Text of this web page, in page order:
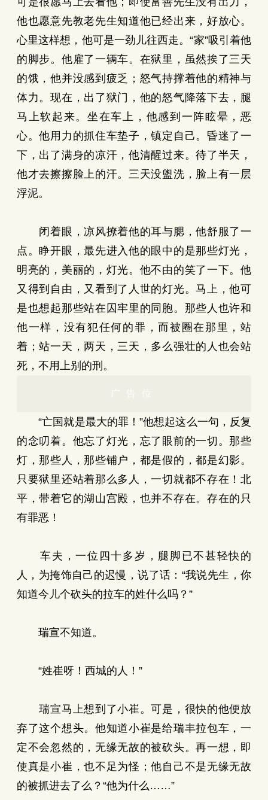
他也愿意先教老先生知道他已经出来，好放心。
心里这样想，他可是一劲儿往西走。“家”吸引着他
的脚步。他雇了一辆车。在狱里，虽然挨了三天
的饿，他并没感到疲乏；怒气持撑着他的精神与
体力。现在，出了狱门，他的怒气降落下去，腿
马上软起来。坐在车上，他感到一阵眩晕，恶
心。他用力的抓住车垫子，镇定自己。昏迷了一
下，出了满身的凉汗，他清醒过来。待了半天，
他才去擦擦脸上的汗。三天没盥洗，脸上有一层
浮泥。
闭着眼，凉风撩着他的耳与腮，他舒服了一
点。睁开眼，最先进入他的眼中的是那些灯光，
明亮的，美丽的，灯光。他不由的笑了一下。他
又得到自由，又看到了人世的灯光。马上，他可
是也想起那些站在囚牢里的同胞。那些人也许和
他一样，没有犯任何的罪，而被圈在那里，站
着；站一天，两天，三天，多么强壮的人也会站
死，不用上别的刑。
广告位
“亡国就是最大的罪！”他想起这么一句，反复
的念叨着。他忘了灯光，忘了眼前的一切。那些
灯，那些人，那些铺户，都是假的，都是幻影。
只要狱里还站着那么多人，一切就都不存在！北
平，带着它的湖山宫殿，也并不存在。存在的只
有罪恶！
车夫，一位四十多岁，腿脚已不甚轻快的
人，为掩饰自己的迟慢，说了话：“我说先生，你
知道今儿个砍头的拉车的姓什么吗？”
瑞宣不知道。
“姓崔呀！西城的人！”
瑞宣马上想到了小崔。可是，很快的他便放
弃了这个想头。他知道小崔是给瑞丰拉包车，一
定不会忽然的，无缘无故的被砍头。再一想，即
使真是小崔，也不足为怪；他自己不是无缘无故
的被抓进去了么？“他为什么……”